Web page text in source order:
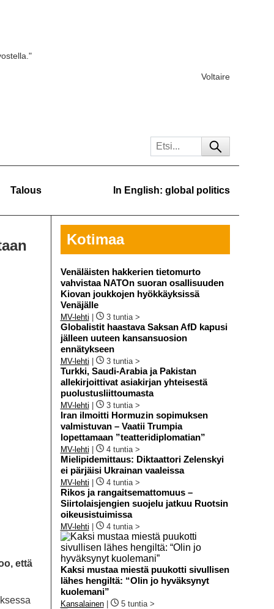
Voltaire
Talous In English: global politics
että
Kotimaa
Venäläisten hakkerien tietomurto
vahvistaa NATOn suoran osallisuuden
Kiovan joukkojen hyökkäyksissä
Venäjälle
MV-lehti 3 tuntia >
Globalistit haastava Saksan AfD kapusi
jälleen uuteen kansansuosion
ennätykseen
MV-lehti 3 tuntia >
Turkki, Saudi-Arabia ja Pakistan
allekirjoittivat asiakirjan yhteisestä
puolustusliittoumasta
MV-lehti 3 tuntia >
Iran ilmoitti Hormuzin sopimuksen
valmistuvan – Vaatii Trumpia
lopettamaan ”teatteridiplomatian”
MV-lehti 4 tuntia >
Mielipidemittaus: Diktaattori Zelenskyi
ei pärjäisi Ukrainan vaaleissa
MV-lehti 4 tuntia >
Rikos ja rangaitsemattomuus –
Siirtolaisjengien suojelu jatkuu Ruotsin
oikeusistuimissa
MV-lehti 4 tuntia >
Kaksi mustaa miestä puukotti sivullisen
lähes hengiltä: “Olin jo hyväksynyt
kuolemani”
Kansalainen| 5 tuntia >